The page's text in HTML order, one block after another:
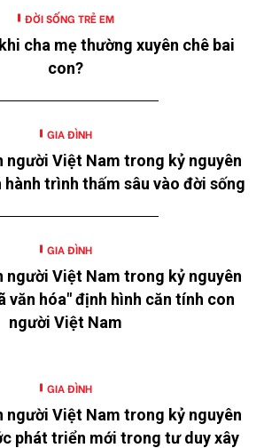
ĐỜI SỐNG TRẺ EM
cha mẹ thường xuyên chê bai
con?
GIA ĐÌNH
người Việt Nam trong kỷ nguyên
hành trình thấm sâu vào đời sống
GIA ĐÌNH
người Việt Nam trong kỷ nguyên
văn hóa" định hình căn tính con
người Việt Nam
GIA ĐÌNH
người Việt Nam trong kỷ nguyên
phát triển mới trong tư duy xây